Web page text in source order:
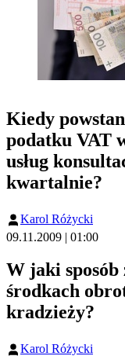
Kiedy
podatku VAT
usług
kwartalnie?
Karol Różycki
09.11.2009 | 01:00
W jaki sposób
środkach
kradzieży?
Karol Różycki